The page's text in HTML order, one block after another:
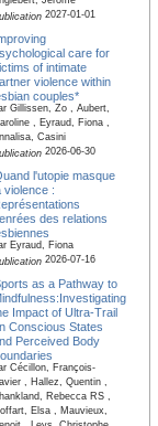
2027-01-01
care for
of intimate
violence within
couples*
Gillissen, Zo , Aubert,
, Eyraud, Fiona ,
Casini
2026-06-30
l'utopie masque
violence :
des relations
Eyraud, Fiona
2026-07-16
as a Pathway to
Impact of Ultra-Trail
Conscious States
Perceived Body
Cécillon, François-
, Hallez, Quentin ,
Rebecca RS ,
Elsa , Mauvieux,